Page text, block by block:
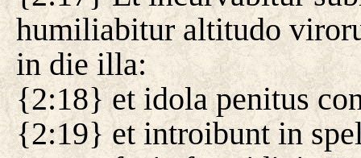
humiliabitur altitudo
in die illa:
{2:18} et idola penitus
{2:19} et introibunt in